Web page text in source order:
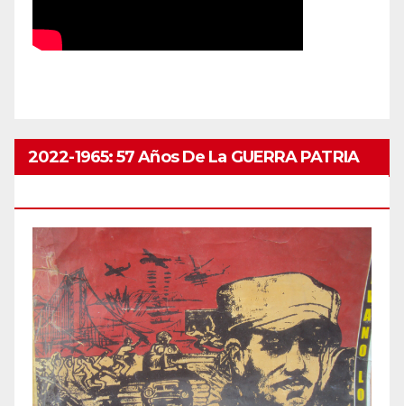
2022-1965: 57 Años De La GUERRA PATRIA